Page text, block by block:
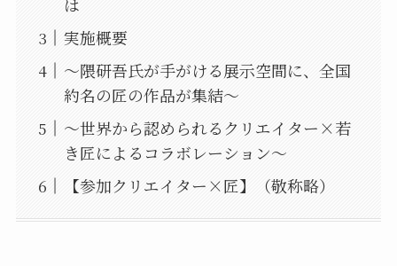
は
実施概要
〜隈研吾氏が手がける展示空間に、全国
約名の匠の作品が集結〜
〜世界から認められるクリエイター×若
き匠によるコラボレーション〜
【参加クリエイター×匠】（敬称略）